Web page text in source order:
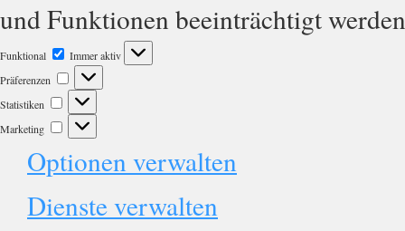
und Funktionen beeinträchtigt
Funktional
Immer aktiv
Präferenzen
Statistiken
Marketing
Optionen verwalten
Dienste verwalten